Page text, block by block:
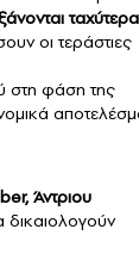
ταχύτερα
οι τεράστιες
στη φάση της
Άντριου
δικαιολογούν